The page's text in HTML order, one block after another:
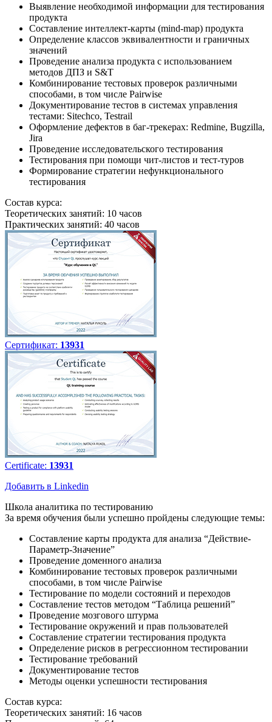
Выявление необходимой информации для тестирования
продукта
Составление интеллект-карты (mind-map) продукта
Определение классов эквивалентности и граничных
значений
Проведение анализа продукта с использованием
методов ДПЗ и S&T
Комбинирование тестовых проверок различными
способами, в том числе Pairwise
Документирование тестов в системах управления
тестами: Sitechсo, Testrail
Оформление дефектов в баг-трекерах: Redmine, Bugzilla,
Jira
Проведение исследовательского тестирования
Тестирования при помощи чит-листов и тест-туров
Формирование стратегии нефункционального
тестирования
Состав курса:
Теоретических занятий: 10 часов
Практических занятий: 40 часов
Сертификат: 13931
Certificate: 13931
Добавить в Linkedin
Школа аналитика по тестированию
За время обучения были успешно пройдены следующие темы:
Составление карты продукта для анализа “Действие-
Параметр-Значение”
Проведение доменного анализа
Комбинирование тестовых проверок различными
способами, в том числе Pairwise
Тестирование по модели состояний и переходов
Составление тестов методом “Таблица решений”
Проведение мозгового штурма
Тестирование окружений и прав пользователей
Составление стратегии тестирования продукта
Определение рисков в регрессионном тестировании
Тестирование требований
Документирование тестов
Методы оценки успешности тестирования
Состав курса:
Теоретических занятий: 16 часов